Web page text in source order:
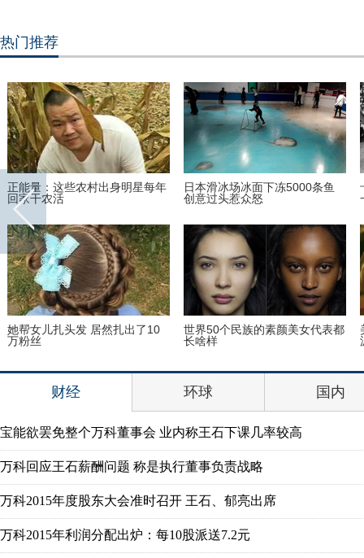
热门推荐
正能量：这些农村出身明星每年
回家干农活
日本滑冰场冰面下冻5000条鱼
创意过头惹众怒
她帮女儿扎头发 居然扎出了10
万粉丝
世界50个民族的素颜美女代表都
长啥样
财经 环球 国内
宝能欲罢免整个万科董事会 业内称王石下课几率较高
万科回应王石薪酬问题 称是执行董事负责战略
万科2015年度股东大会准时召开 王石、郁亮出席
万科2015年利润分配出炉：每10股派送7.2元